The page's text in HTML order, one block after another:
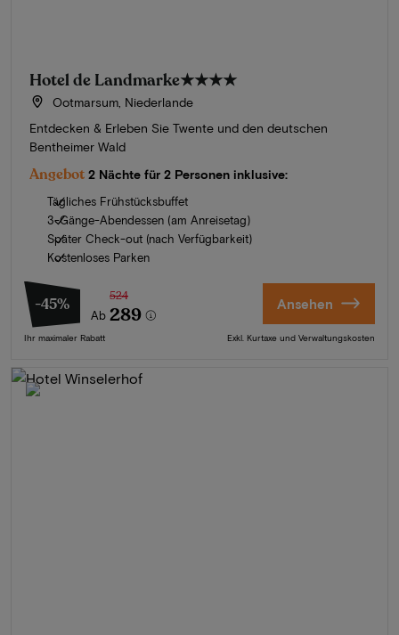
Hotel de Landmarke★★★★
Ootmarsum, Niederlande
Entdecken & Erleben Sie Twente und den deutschen
Bentheimer Wald
Angebot 2 Nächte für 2 Personen inklusive:
Tägliches Frühstücksbuffet
3-Gänge-Abendessen (am Anreisetag)
Später Check-out (nach Verfügbarkeit)
Kostenloses Parken
-45%
Ab
524
289
Ihr maximaler Rabatt
Ansehen
Exkl. Kurtaxe und Verwaltungskosten